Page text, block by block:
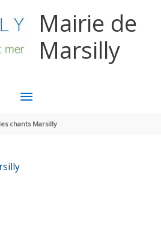
Mairie de
Marsilly
MENU
PRINCIPAL
chants Marsilly